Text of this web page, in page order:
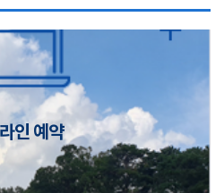
일) 미운영 공지
장 안점 점검의 날 변경 안내
인 예약